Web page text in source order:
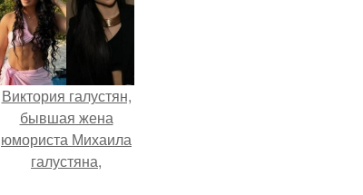
Виктория галустян,
бывшая жена
юмориста Михаила
галустяна,